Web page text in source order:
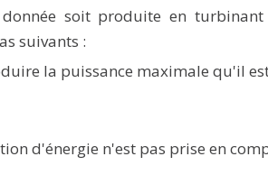
soit produite en
suivants :
la puissance maximale qu'il
d'énergie n'est pas prise en